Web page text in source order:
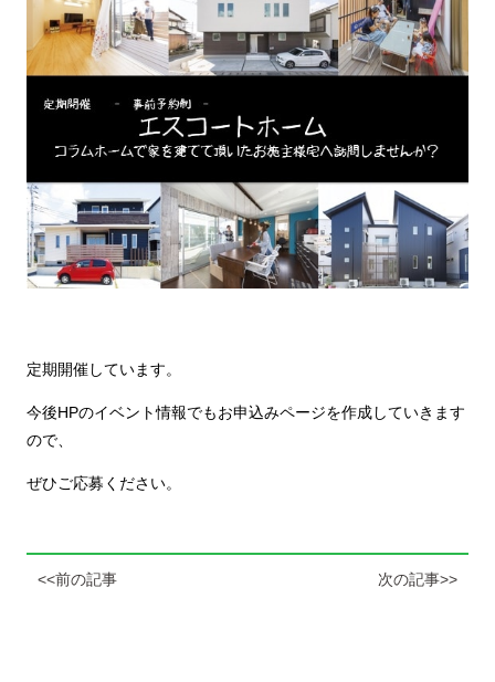
定期開催しています。
今後HPのイベント情報でもお申込みページを作成していきます
ので、
ぜひご応募ください。
<<前の記事 次の記事>>